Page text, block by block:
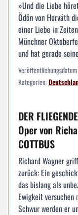
»Und die Liebe
Ödön von Horváth
einer Liebe in
Münchner
und hat gerade
Kategorien:
DER
Oper von
COTTBUS
Richard Wagner
zurück: Ein
das bislang als
Ewigkeit
Schwur werden er